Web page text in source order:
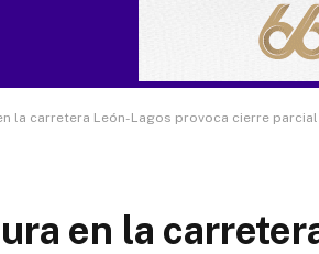
la carretera León-Lagos provoca cierre
en la